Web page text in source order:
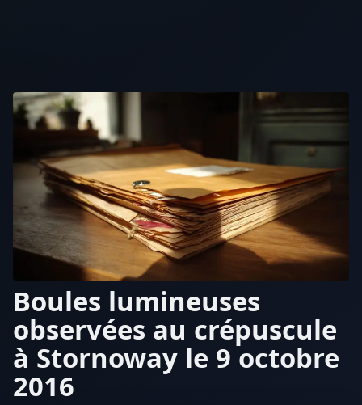
Boules lumineuses
observées au crépuscule
à Stornoway le 9 octobre
2016